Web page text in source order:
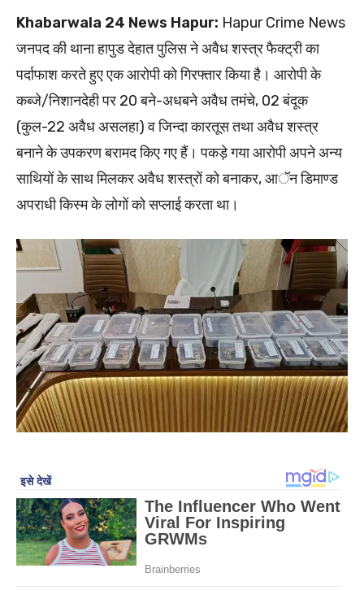
Khabarwala 24 News Hapur: Hapur Crime News
जनपद की थाना हापुड देहात पुलिस ने अवैध शस्त्र फैक्ट्री का
पर्दाफाश करते हुए एक आरोपी को गिरफ्तार किया है। आरोपी के
कब्जे/निशानदेही पर 20 बने-अधबने अवैध तमंचे, 02 बंदूक
(कुल-22 अवैध असलहा) व जिन्दा कारतूस तथा अवैध शस्त्र
बनाने के उपकरण बरामद किए गए हैं। पकड़े गया आरोपी अपने अन्य
साथियों के साथ मिलकर अवैध शस्त्रों को बनाकर, आॅन डिमाण्ड
अपराधी किस्म के लोगों को सप्लाई करता था।